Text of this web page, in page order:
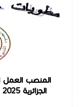
المنصب العمل